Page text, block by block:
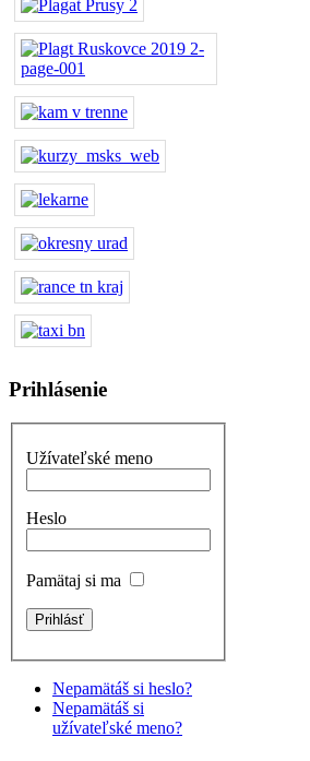
Prihlásenie
Užívateľské meno
Heslo
Pamätaj si ma
Nepamätáš si heslo?
Nepamätáš si
užívateľské meno?